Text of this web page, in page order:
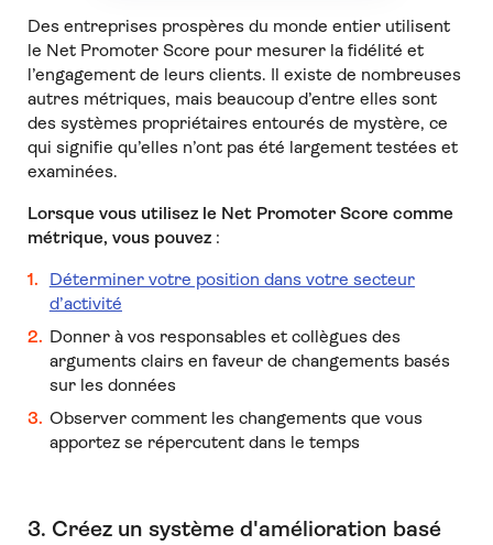
Des entreprises prospères du monde entier utilisent
le Net Promoter Score pour mesurer la fidélité et
l’engagement de leurs clients. Il existe de nombreuses
autres métriques, mais beaucoup d’entre elles sont
des systèmes propriétaires entourés de mystère, ce
qui signifie qu’elles n’ont pas été largement testées et
examinées.
Lorsque vous utilisez le Net Promoter Score comme
métrique, vous pouvez :
Déterminer votre position dans votre secteur
d’activité
Donner à vos responsables et collègues des
arguments clairs en faveur de changements basés
sur les données
Observer comment les changements que vous
apportez se répercutent dans le temps
3. Créez un système d'amélioration basé